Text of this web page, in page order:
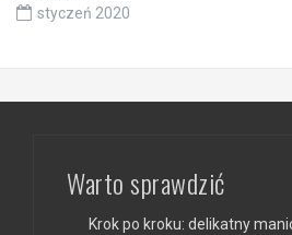
styczeń 2020
Warto sprawdzić
Krok po kroku: delikatny